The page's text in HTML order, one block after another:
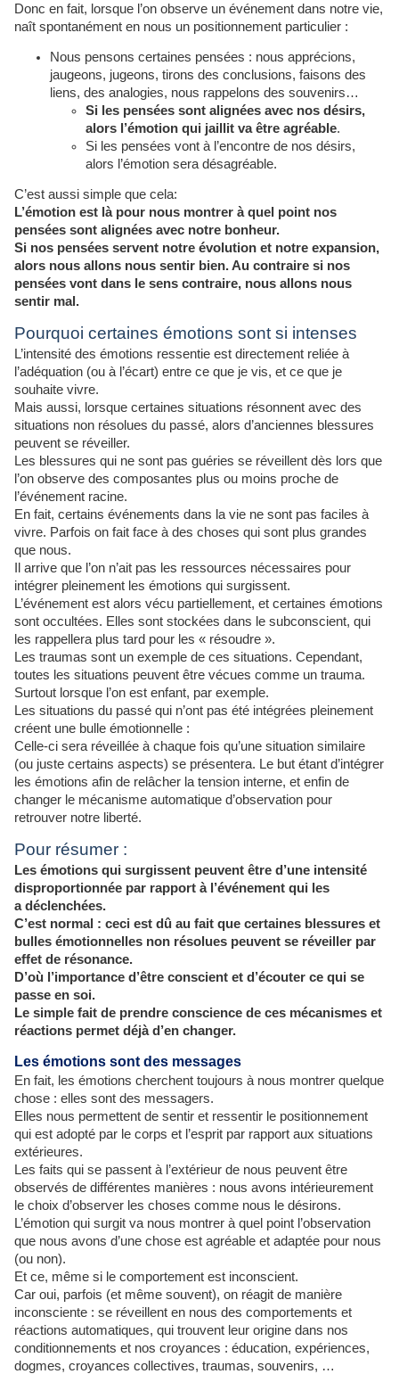
Donc en fait, lorsque l’on observe un événement dans notre vie,
naît spontanément en nous un positionnement particulier :
Nous pensons certaines pensées : nous apprécions,
jaugeons, jugeons, tirons des conclusions, faisons des
liens, des analogies, nous rappelons des souvenirs…
Si les pensées sont alignées avec nos désirs,
alors l’émotion qui jaillit va être agréable.
Si les pensées vont à l’encontre de nos désirs,
alors l’émotion sera désagréable.
C’est aussi simple que cela:
L’émotion est là pour nous montrer à quel point nos
pensées sont alignées avec notre bonheur.
Si nos pensées servent notre évolution et notre expansion,
alors nous allons nous sentir bien. Au contraire si nos
pensées vont dans le sens contraire, nous allons nous
sentir mal.
Pourquoi certaines émotions sont si intenses
L’intensité des émotions ressentie est directement reliée à
l’adéquation (ou à l’écart) entre ce que je vis, et ce que je
souhaite vivre.
Mais aussi, lorsque certaines situations résonnent avec des
situations non résolues du passé, alors d’anciennes blessures
peuvent se réveiller.
Les blessures qui ne sont pas guéries se réveillent dès lors que
l’on observe des composantes plus ou moins proche de
l’événement racine.
En fait, certains événements dans la vie ne sont pas faciles à
vivre. Parfois on fait face à des choses qui sont plus grandes
que nous.
Il arrive que l’on n’ait pas les ressources nécessaires pour
intégrer pleinement les émotions qui surgissent.
L’événement est alors vécu partiellement, et certaines émotions
sont occultées. Elles sont stockées dans le subconscient, qui
les rappellera plus tard pour les « résoudre ».
Les traumas sont un exemple de ces situations. Cependant,
toutes les situations peuvent être vécues comme un trauma.
Surtout lorsque l’on est enfant, par exemple.
Les situations du passé qui n’ont pas été intégrées pleinement
créent une bulle émotionnelle :
Celle-ci sera réveillée à chaque fois qu’une situation similaire
(ou juste certains aspects) se présentera. Le but étant d’intégrer
les émotions afin de relâcher la tension interne, et enfin de
changer le mécanisme automatique d’observation pour
retrouver notre liberté.
Pour résumer :
Les émotions qui surgissent peuvent être d’une intensité
disproportionnée par rapport à l’événement qui les
a déclenchées.
C’est normal : ceci est dû au fait que certaines blessures et
bulles émotionnelles non résolues peuvent se réveiller par
effet de résonance.
D’où l’importance d’être conscient et d’écouter ce qui se
passe en soi.
Le simple fait de prendre conscience de ces mécanismes et
réactions permet déjà d’en changer.
Les émotions sont des messages
En fait, les émotions cherchent toujours à nous montrer quelque
chose : elles sont des messagers.
Elles nous permettent de sentir et ressentir le positionnement
qui est adopté par le corps et l’esprit par rapport aux situations
extérieures.
Les faits qui se passent à l’extérieur de nous peuvent être
observés de différentes manières : nous avons intérieurement
le choix d’observer les choses comme nous le désirons.
L’émotion qui surgit va nous montrer à quel point l’observation
que nous avons d’une chose est agréable et adaptée pour nous
(ou non).
Et ce, même si le comportement est inconscient.
Car oui, parfois (et même souvent), on réagit de manière
inconsciente : se réveillent en nous des comportements et
réactions automatiques, qui trouvent leur origine dans nos
conditionnements et nos croyances : éducation, expériences,
dogmes, croyances collectives, traumas, souvenirs, …